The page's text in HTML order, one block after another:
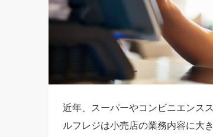
近年、スーパーやコンビニエンス
ルフレジは小売店の業務内容に大